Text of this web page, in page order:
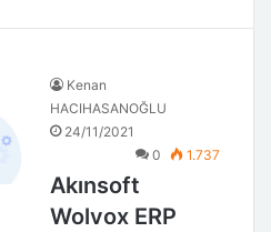
Kenan
HACIHASANOĞLU
24/11/2021
0
1.737
Akınsoft
Wolvox ERP